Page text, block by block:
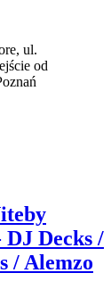
ul.
od
DJ Decks /
/ Alemzo